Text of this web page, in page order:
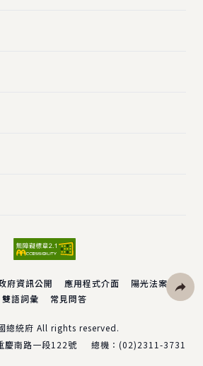
府資訊公開 應用程式介面
陽光法案
雙語詞彙
常見問答
總統府 All rights reserved.
慶南路一段122號 總機： (02)2311-3731